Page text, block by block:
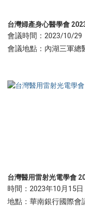
台灣婦產身心醫學會
會議時間：2023/10/29
會議地點：內湖三軍總
台灣醫用雷射光電學會
時間：2023年10月15日
地點：華南銀行國際會